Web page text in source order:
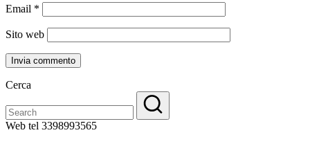
Email *
Sito web
Cerca
Web tel 3398993565